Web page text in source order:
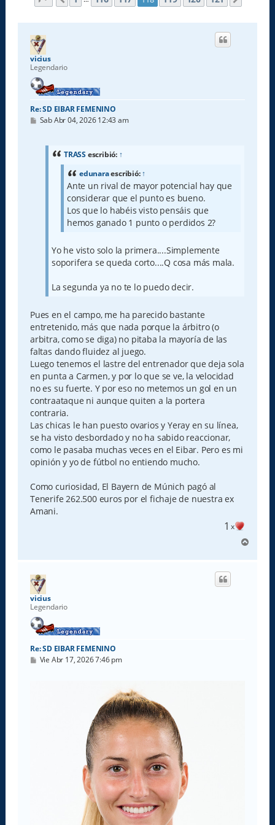
vicius
Legendario
Re: SD EIBAR FEMENINO
M
Sab Abr 04, 2026 12:43 am
TRASS escribió: ↑
edunaraescribió:↑
Ante un rival de mayor potencial hay que
considerar que el punto es bueno.
Los que lo habéis visto pensáis que
hemos ganado 1 punto o perdidos 2?
Yo he visto solo la primera....Simplemente
soporifera se queda corto....Q cosa más mala.
La segunda ya no te lo puedo decir.
Pues en el campo, me ha parecido bastante
entretenido, más que nada porque la árbitro (o
arbitra, como se diga) no pitaba la mayoría de las
faltas dando fluidez al juego.
Luego tenemos el lastre del entrenador que deja sola
en punta a Carmen, y por lo que se ve, la velocidad
no es su fuerte. Y por eso no metemos un gol en un
contraataque ni aunque quiten a la portera
contraria.
Las chicas le han puesto ovarios y Yeray en su línea,
se ha visto desbordado y no ha sabido reaccionar,
como le pasaba muchas veces en el Eibar. Pero es mi
opinión y yo de fútbol no entiendo mucho.
Como curiosidad, El Bayern de Múnich pagó al
Tenerife 262.500 euros por el fichaje de nuestra ex
Amani.
1 x
r
vicius
Legendario
Re: SD EIBAR FEMENINO
M
Vie Abr 17, 2026 7:46 pm